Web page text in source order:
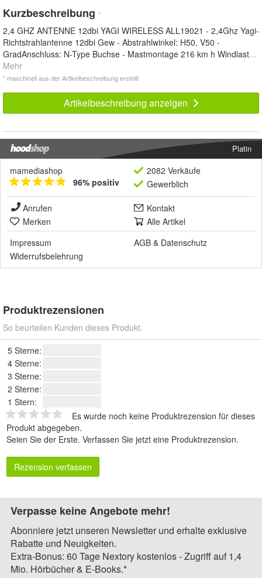
Kurzbeschreibung *
2,4 GHZ ANTENNE 12dbi YAGI WIRELESS ALL19021 - 2,4Ghz Yagi-
Richtstrahlantenne 12dbi Gew - Abstrahlwinkel: H50, V50 -
GradAnschluss: N-Type Buchse - Mastmontage 216 km h Windlast...
Mehr
* maschinell aus der Artikelbeschreibung erstellt
Artikelbeschreibung anzeigen
Platin
mamediashop
96% positiv
2082 Verkäufe
Gewerblich
Anrufen
Kontakt
Merken
Alle Artikel
Impressum
AGB & Datenschutz
Widerrufsbelehrung
Produktrezensionen
So beurteilen Kunden dieses Produkt.
5 Sterne:
4 Sterne:
3 Sterne:
2 Sterne:
1 Stern:
Es wurde noch keine Produktrezension für dieses
Produkt abgegeben.
Seien Sie der Erste. Verfassen Sie jetzt eine Produktrezension.
Rezension verfassen
Verpasse keine Angebote mehr!
Abonniere jetzt unseren Newsletter und erhalte exklusive
Rabatte und Neuigkeiten.
Extra-Bonus: 60 Tage Nextory kostenlos - Zugriff auf 1,4
Mio. Hörbücher & E-Books.*